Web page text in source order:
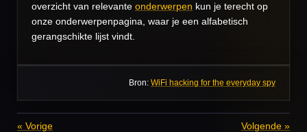
overzicht van relevante onderwerpen kun je terecht op
onze onderwerpenpagina, waar je een alfabetisch
gerangschikte lijst vindt.
Bron: WiFi hacking for the everyday spy
« Vorige Volgende »